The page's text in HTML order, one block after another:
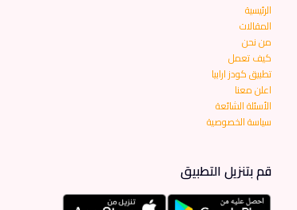
الرئيسية
المقالات
من نحن
كيف تعمل
تطبيق كودز ارابيا
اعلن معنا
الأسئلة الشائعة
سياسة الخصوصية
قم بتنزيل التطبيق